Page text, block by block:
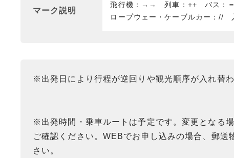
マーク説明
飛行機：→→ 列車：++ バス：
ロープウェー・ケーブルカー：
※出発日により行程が逆回りや観光順序が入れ替わ
※出発時間・乗車ルートは予定です。変更となる
ご確認ください。WEBでお申し込みの場合、郵
さい。